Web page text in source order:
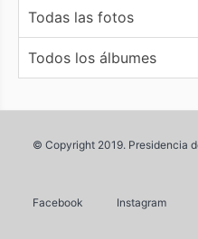
Todas las fotos
Todos los álbumes
© Copyright 2019. Presidencia
Facebook Instagram